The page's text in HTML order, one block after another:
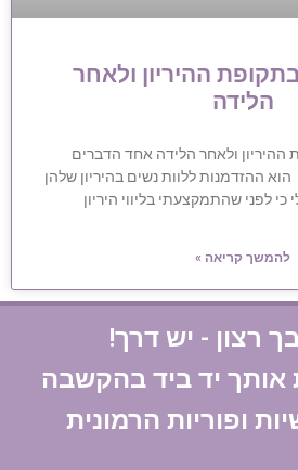
בתקופת ההיריון ולאחר
הלידה
ההיריון ולאחר הלידה אחד הדברים
ההזדמנות ללוות נשים בהיריון שלהן
כי לפני שהתמקצעתי בליווי היריון
להמשך קריאה »
רצון - יש דרך!
אותך יד ביד בהקשבה
ופוריות הרמונית